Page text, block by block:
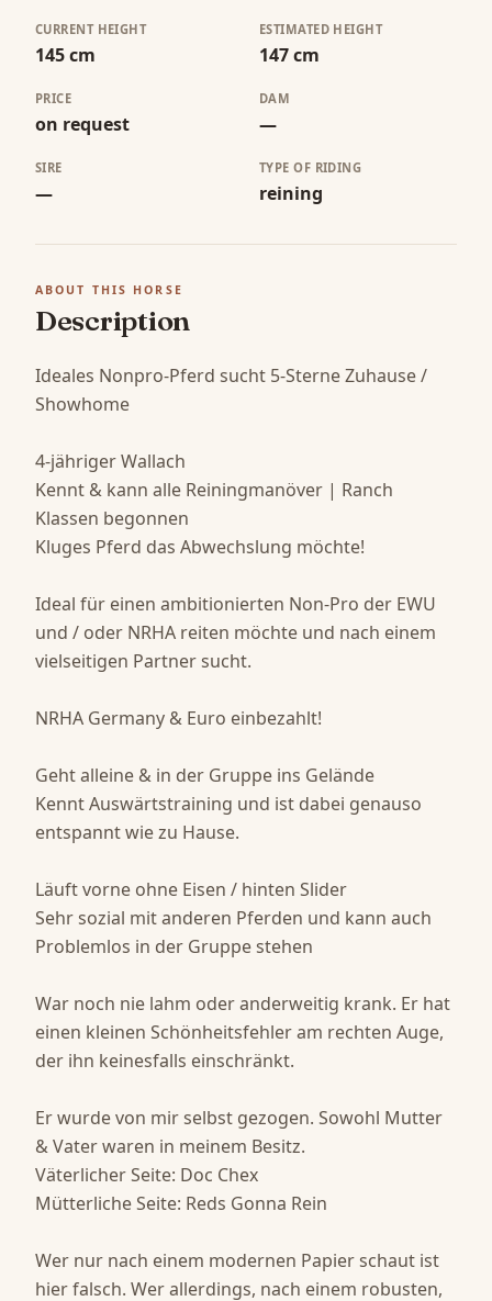
CURRENT HEIGHT
145 cm
ESTIMATED HEIGHT
147 cm
PRICE
on request
DAM
—
SIRE
—
TYPE OF RIDING
reining
ABOUT THIS HORSE
Description
Ideales Nonpro-Pferd sucht 5-Sterne Zuhause /
Showhome
4-jähriger Wallach
Kennt & kann alle Reiningmanöver | Ranch
Klassen begonnen
Kluges Pferd das Abwechslung möchte!
Ideal für einen ambitionierten Non-Pro der EWU
und / oder NRHA reiten möchte und nach einem
vielseitigen Partner sucht.
NRHA Germany & Euro einbezahlt!
Geht alleine & in der Gruppe ins Gelände
Kennt Auswärtstraining und ist dabei genauso
entspannt wie zu Hause.
Läuft vorne ohne Eisen / hinten Slider
Sehr sozial mit anderen Pferden und kann auch
Problemlos in der Gruppe stehen
War noch nie lahm oder anderweitig krank. Er hat
einen kleinen Schönheitsfehler am rechten Auge,
der ihn keinesfalls einschränkt.
Er wurde von mir selbst gezogen. Sowohl Mutter
& Vater waren in meinem Besitz.
Väterlicher Seite: Doc Chex
Mütterliche Seite: Reds Gonna Rein
Wer nur nach einem modernen Papier schaut ist
hier falsch. Wer allerdings, nach einem robusten,